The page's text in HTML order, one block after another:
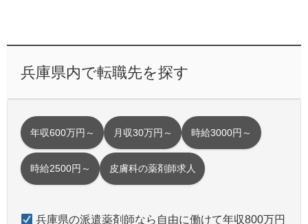
兵庫県内で転職先を探す
年収600万円～ 月収30万円～ 時給3000円～
時給2500円～ 皮膚科の薬剤師求人
兵庫県の派遣薬剤師なら自由に働けて年収800万円